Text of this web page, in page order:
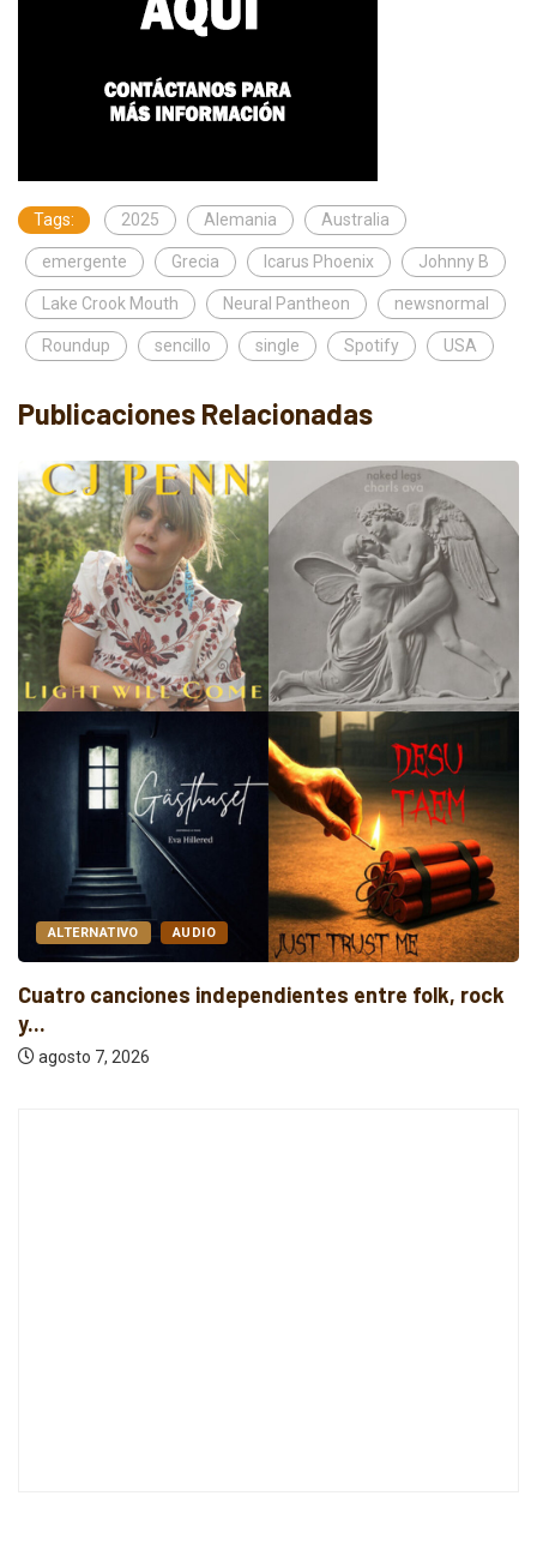
Tags: 2025 Alemania Australia
emergente Grecia Icarus Phoenix Johnny B
Lake Crook Mouth Neural Pantheon newsnormal
Roundup sencillo single Spotify USA
Publicaciones Relacionadas
ALTERNATIVO AUDIO
Cuatro canciones independientes entre folk, rock
y...
agosto 7, 2026